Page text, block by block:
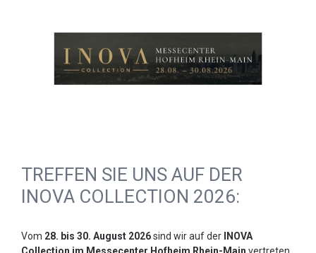
TREFFEN SIE UNS AUF DER
INOVA COLLECTION 2026:
Vom 28. bis 30. August 2026sind wir auf der
INOVA